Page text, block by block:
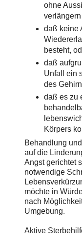
ohne
daß keine
besteht,
daß
Unfall ein
des
daß es zu
Körpers
Behandlung
auf die
Angst gerichtet
notwendige
möchte in
nach
Umgebung.
Aktive